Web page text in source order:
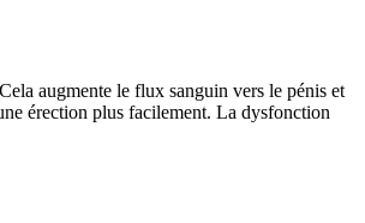
augmente le flux sanguin vers le pénis et
érection plus facilement. La dysfonction